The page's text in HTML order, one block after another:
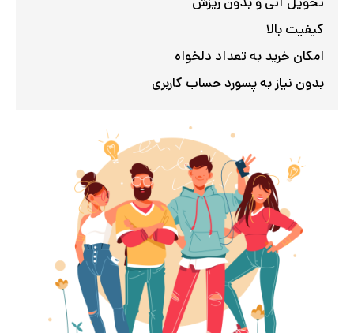
کیفیت بالا
امکان خرید به تعداد دلخواه
بدون نیاز به پسورد حساب کاربری